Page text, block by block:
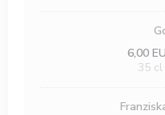
6,00
35 cl